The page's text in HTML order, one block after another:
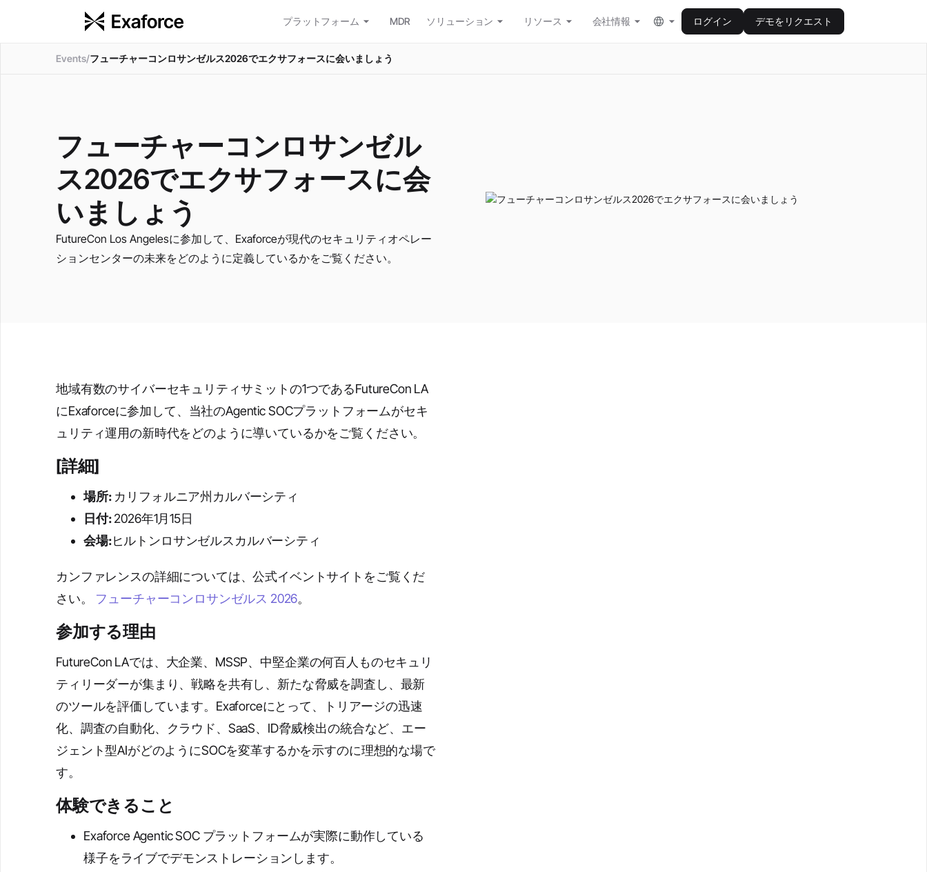
プラットフォーム MDR ソリューション リソース 会社情報 ログイン デモをリクエスト
Events/フューチャーコンロサンゼルス2026でエクサフォースに会いましょう
フューチャーコンロサンゼル
ス2026でエクサフォースに会
いましょう
FutureCon Los Angelesに参加して、Exaforceが現代のセキュリティオペレー
ションセンターの未来をどのように定義しているかをご覧ください。
地域有数のサイバーセキュリティサミットの1つであるFutureCon LA
にExaforceに参加して、当社のAgentic SOCプラットフォームがセキ
ュリティ運用の新時代をどのように導いているかをご覧ください。
[詳細]
場所: カリフォルニア州カルバーシティ
日付:2026年1月15日
会場:ヒルトンロサンゼルスカルバーシティ
カンファレンスの詳細については、公式イベントサイトをご覧くだ
さい。 フューチャーコンロサンゼルス 2026。
参加する理由
FutureCon LAでは、大企業、MSSP、中堅企業の何百人ものセキュリ
ティリーダーが集まり、戦略を共有し、新たな脅威を調査し、最新
のツールを評価しています。Exaforceにとって、トリアージの迅速
化、調査の自動化、クラウド、SaaS、ID脅威検出の統合など、エー
ジェント型AIがどのようにSOCを変革するかを示すのに理想的な場で
す。
体験できること
Exaforce Agentic SOC プラットフォームが実際に動作している
様子をライブでデモンストレーションします。